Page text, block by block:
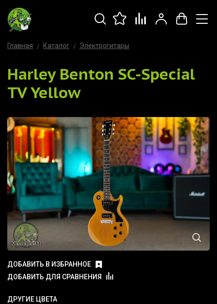
Главная Каталог Электрогитары
Harley Benton SC-Special
TV Yellow
ДОБАВИТЬ В ИЗБРАННОЕ
ДОБАВИТЬ ДЛЯ СРАВНЕНИЯ
ДРУГИЕ ЦВЕТА